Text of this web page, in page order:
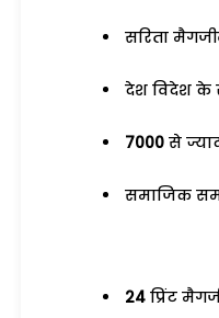
सरिता
देश विदेश के
7000 से
समाजिक
24 प्रिंट